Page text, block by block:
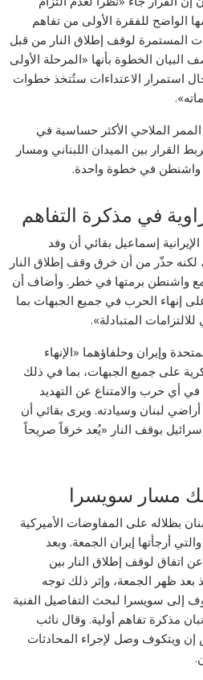
الواضح للفقرة الأولى من تفاهم
المستمرة لوقف إطلاق النار من قبل
الخطوة بأنها «المرحلة الأولى
استمرار الاعتداءات ستُتخذ خطوات
الملاحي الأكثر حساسية في
القرار بين الميدان اللبناني ومسار
واشنطن في خطوة واحدة.
في مذكرة التفاهم
إسماعيل بقائي أن وفد
حذّر من أن خرق وقف إطلاق النار
واشنطن برمتها في خطر. وأضاف أن
إنهاء الحرب في جميع الجبهات بما
المتبادلة».
وإيران وحلفاؤهما «الإنهاء
على جميع الجبهات، بما في ذلك
في أي حرب والامتناع عن التهديد
لبنان وسيادته. ويرى بقائي أن
بوقف النار «يُعد خرقاً صريحاً
مسار سويسرا
بظلاله على المفاوضات الأميركية
أرجأتها إيران الجمعة. وبعد
اتفاق لوقف إطلاق النار بين
بعد ظهر الجمعة، وإثر ذلك توجه
إلى سويسرا لبحث التفاصيل الفنية
مذكرة تفاهم أولية. وقال نائب
ويتكوف وصل لإجراء المحادثات